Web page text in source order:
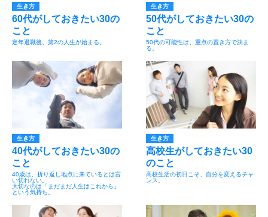
生き方
60代がしておきたい30の
こと
定年退職後、第2の人生が始まる。
生き方
50代がしておきたい30の
こと
50代の可能性は、重点の置き方で決ま
る。
生き方
40代がしておきたい30の
こと
40歳は、折り返し地点に来ているとは言
い切れない。
大切なのは「まだまだ人生はこれから」
という気持ち。
生き方
高校生がしておきたい30
のこと
高校生活の初日こそ、自分を変えるチャ
ンス。